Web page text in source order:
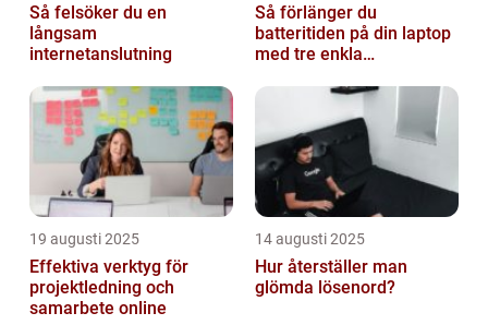
Så felsöker du en
långsam
internetanslutning
Så förlänger du
batteritiden på din laptop
med tre enkla
19 augusti 2025
Effektiva verktyg för
projektledning och
samarbete online
14 augusti 2025
Hur återställer man
glömda lösenord?